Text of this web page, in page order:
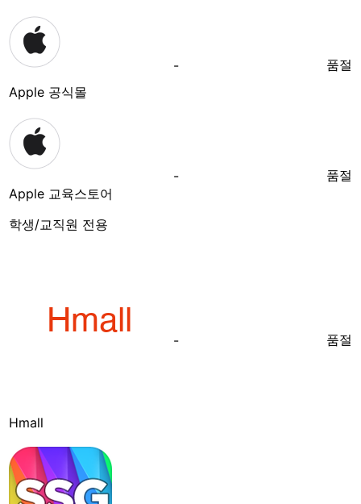
Apple 공식몰
- 품절
Apple 교육스토어
학생/교직원 전용
- 품절
Hmall
- 품절